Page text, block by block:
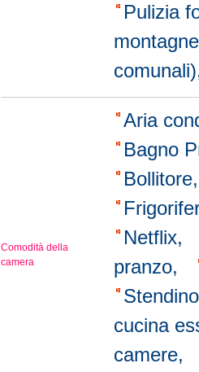
Pulizia
Comodità della
camera
Aria
Bagno
Netflix,
pranzo,
cucina
camere,